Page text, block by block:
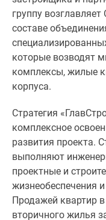
группу
составе
которые возводят
комплексы, жилые
корпуса.
Стратегия
комплексное
развития проекта.
выполняют
проектные и
жизнеобеспечения
Продажей квартир
вторичного жилья